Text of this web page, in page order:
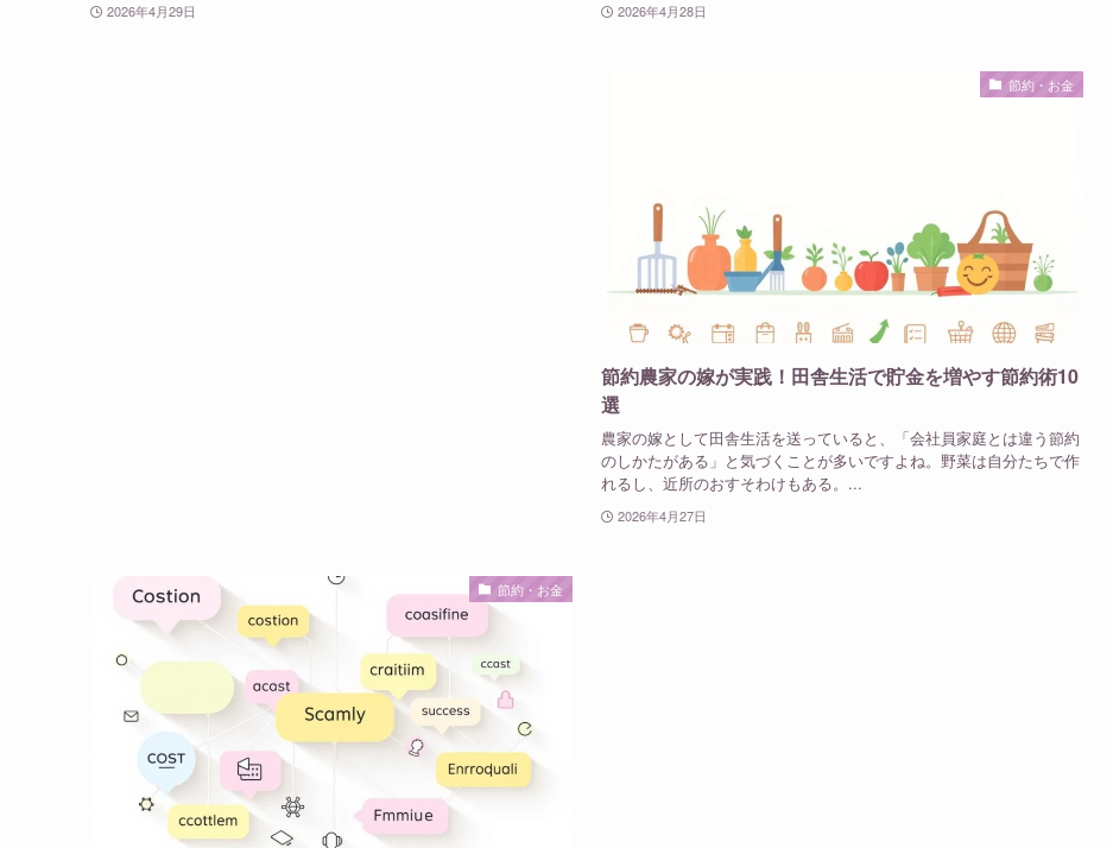
2026年4月29日 2026年4月28日
節約・お金
節約農家の嫁が実践！田舎生活で貯金を増やす節約術10
選
農家の嫁として田舎生活を送っていると、「会社員家庭とは違う節約
のしかたがある」と気づくことが多いですよね。野菜は自分たちで作
れるし、近所のおすそわけもある。...
2026年4月27日
節約・お金